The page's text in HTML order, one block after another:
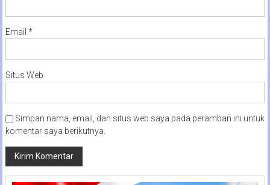
Email *
Situs Web
Simpan nama, email, dan situs web saya pada peramban ini untuk
komentar saya berikutnya.